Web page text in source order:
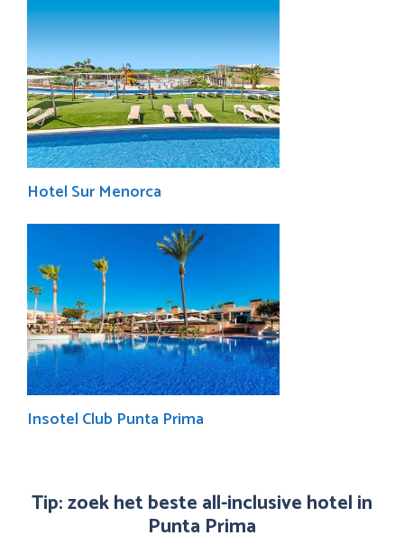
Hotel Sur Menorca
Insotel Club Punta Prima
Tip: zoek het beste all-inclusive hotel in
Punta Prima